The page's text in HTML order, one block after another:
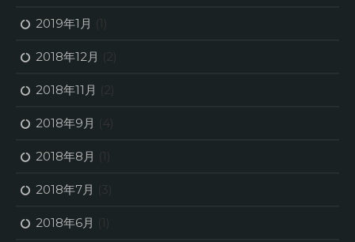
2019年1月 (1)
2018年12月 (2)
2018年11月 (2)
2018年9月 (4)
2018年8月 (1)
2018年7月 (3)
2018年6月 (1)